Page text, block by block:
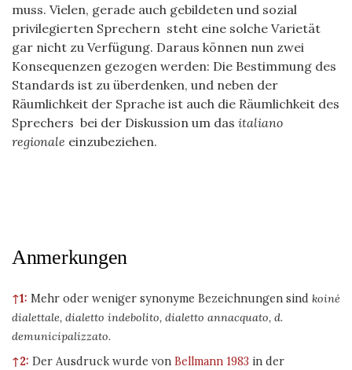
muss. Vielen, gerade auch gebildeten und sozial
privilegierten Sprechern steht eine solche Varietät
gar nicht zu Verfügung. Daraus können nun zwei
Konsequenzen gezogen werden: Die Bestimmung des
Standards ist zu überdenken, und neben der
Räumlichkeit der Sprache ist auch die Räumlichkeit des
Sprechers bei der Diskussion um das italiano
regionale einzubeziehen.
Anmerkungen
↑1: Mehr oder weniger synonyme Bezeichnungen sind koiné
dialettale, dialetto indebolito, dialetto annacquato, d.
demunicipalizzato.
↑2: Der Ausdruck wurde von Bellmann 1983 in der